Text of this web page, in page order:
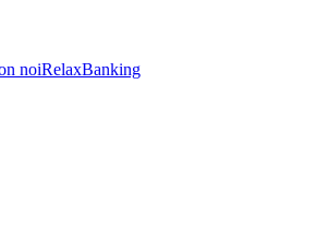
noiRelaxBanking